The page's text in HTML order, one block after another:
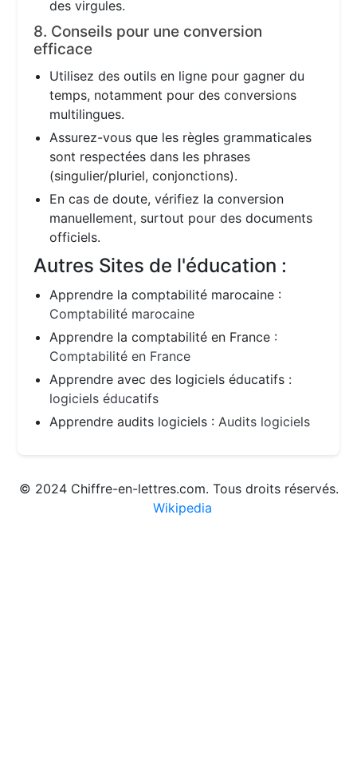
des virgules.
8. Conseils pour une conversion
efficace
Utilisez des outils en ligne pour gagner du
temps, notamment pour des conversions
multilingues.
Assurez-vous que les règles grammaticales
sont respectées dans les phrases
(singulier/pluriel, conjonctions).
En cas de doute, vérifiez la conversion
manuellement, surtout pour des documents
officiels.
Autres Sites de l'éducation :
Apprendre la comptabilité marocaine :
Comptabilité marocaine
Apprendre la comptabilité en France :
Comptabilité en France
Apprendre avec des logiciels éducatifs :
logiciels éducatifs
Apprendre audits logiciels :Audits logiciels
© 2024 Chiffre-en-lettres.com. Tous droits réservés.
Wikipedia